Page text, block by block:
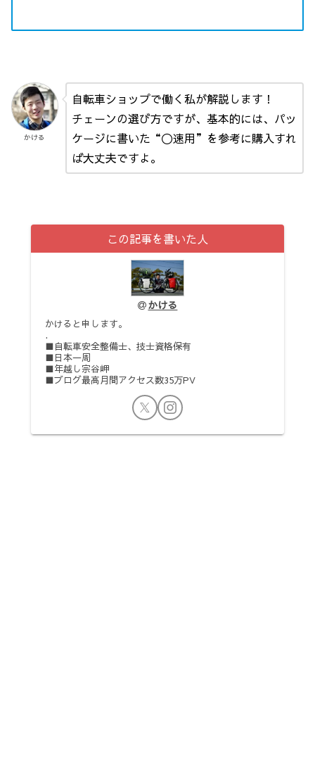
かける
自転車ショップで働く私が解説します！
チェーンの選び方ですが、基本的には、パッ
ケージに書いた“〇速用”を参考に購入すれ
ば大丈夫ですよ。
この記事を書いた人
かける
かけると申します。
.
■自転車安全整備士、技士資格保有
■日本一周
■年越し宗谷岬
■ブログ最高月間アクセス数35万PV